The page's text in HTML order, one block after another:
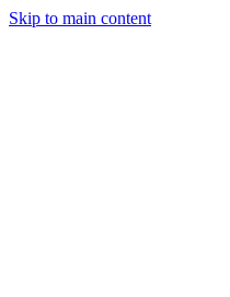
Skip to main content